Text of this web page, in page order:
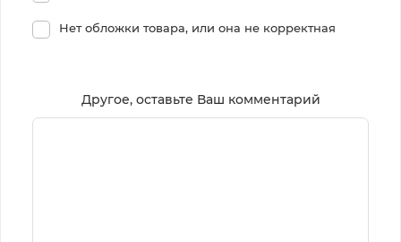
Нет обложки товара, или она не корректная
Другое, оставьте Ваш комментарий